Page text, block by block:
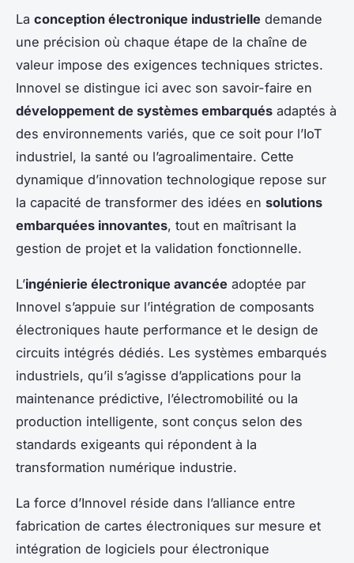
La conception électronique industrielle demande
une précision où chaque étape de la chaîne de
valeur impose des exigences techniques strictes.
Innovel se distingue ici avec son savoir-faire en
développement de systèmes embarqués adaptés à
des environnements variés, que ce soit pour l’IoT
industriel, la santé ou l’agroalimentaire. Cette
dynamique d’innovation technologique repose sur
la capacité de transformer des idées en solutions
embarquées innovantes, tout en maîtrisant la
gestion de projet et la validation fonctionnelle.
L’ingénierie électronique avancée adoptée par
Innovel s’appuie sur l’intégration de composants
électroniques haute performance et le design de
circuits intégrés dédiés. Les systèmes embarqués
industriels, qu’il s’agisse d’applications pour la
maintenance prédictive, l’électromobilité ou la
production intelligente, sont conçus selon des
standards exigeants qui répondent à la
transformation numérique industrie.
La force d’Innovel réside dans l’alliance entre
fabrication de cartes électroniques sur mesure et
intégration de logiciels pour électronique